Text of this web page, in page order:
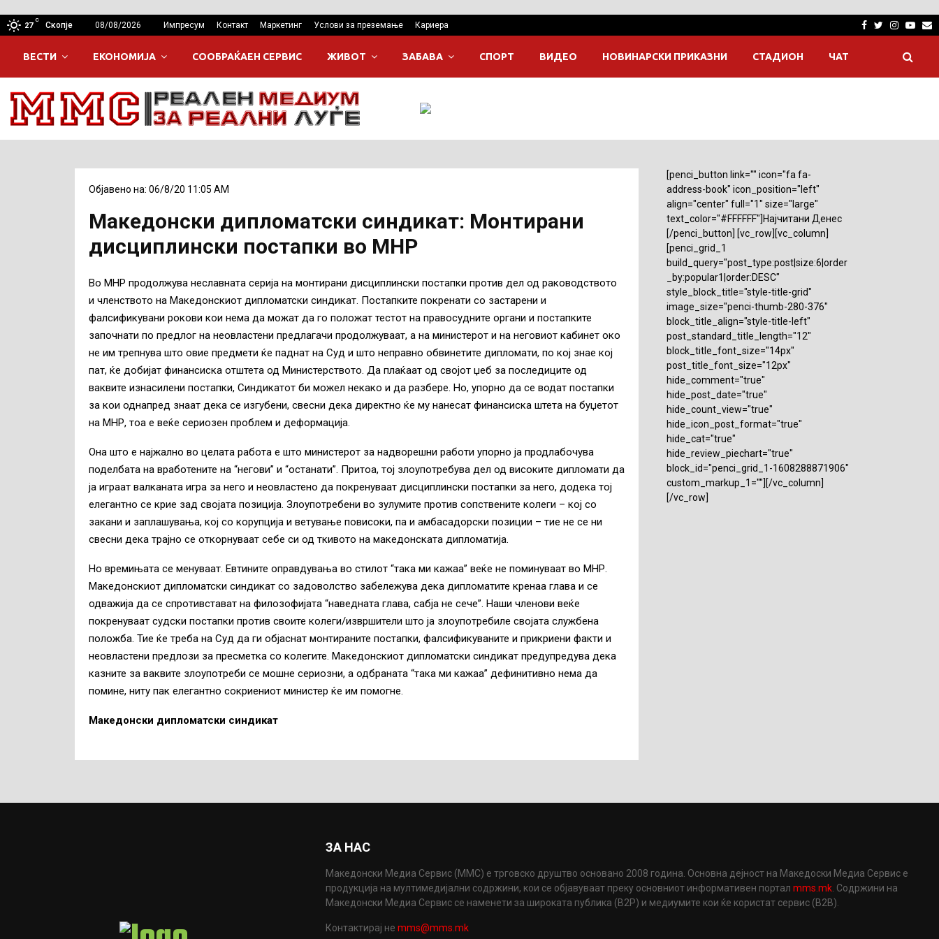
27
C
Скопје 08/08/2026 Импресум Контакт Маркетинг Услови за преземање Кариера Facebook
Twitter
ВЕСТИ ЕКОНОМИЈА СООБРАЌАЕН СЕРВИС ЖИВОТ ЗАБАВА СПОРТ ВИДЕО НОВИНАРСКИ ПРИКАЗНИ СТАДИОН ЧАТ
Објавено на: 06/8/20 11:05 AM
Македонски дипломатски синдикат: Монтирани
дисциплински постапки во МНР
Во МНР продолжува неславната серија на монтирани дисциплински постапки против дел од раководството
и членството на Македонскиот дипломатски синдикат. Постапките покренати со застарени и
фалсификувани рокови кои нема да можат да го положат тестот на правосудните органи и постапките
започнати по предлог на неовластени предлагачи продолжуваат, а на министерот и на неговиот кабинет око
не им трепнува што овие предмети ќе паднат на Суд и што неправно обвинетите дипломати, по кој знае кој
пат, ќе добијат финансиска отштета од Министерството. Да плаќаат од својот џеб за последиците од
ваквите изнасилени постапки, Синдикатот би можел некако и да разбере. Но, упорно да се водат постапки
за кои однапред знаат дека се изгубени, свесни дека директно ќе му нанесат финансиска штета на буџетот
на МНР, тоа е веќе сериозен проблем и деформација.
Она што е најжално во целата работа е што министерот за надворешни работи упорно ја продлабочува
поделбата на вработените на “негови” и “останати”. Притоа, тој злоупотребува дел од високите дипломати да
ја играат валканата игра за него и неовластено да покренуваат дисциплински постапки за него, додека тој
елегантно се крие зад својата позиција. Злоупотребени во зулумите против сопствените колеги – кој со
закани и заплашувања, кој со корупција и ветување повисоки, па и амбасадорски позиции – тие не се ни
свесни дека трајно се откорнуваат себе си од ткивото на македонската дипломатија.
Но времињата се менуваат. Евтините оправдувања во стилот “така ми кажаа” веќе не поминуваат во МНР.
Македонскиот дипломатски синдикат со задоволство забележува дека дипломатите кренаа глава и се
одважија да се спротивстават на филозофијата “наведната глава, сабја не сече”. Наши членови веќе
покренуваат судски постапки против своите колеги/извршители што ја злоупотребиле својата службена
положба. Тие ќе треба на Суд да ги објаснат монтираните постапки, фалсификуваните и прикриени факти и
неовластени предлози за пресметка со колегите. Македонскиот дипломатски синдикат предупредува дека
казните за ваквите злоупотреби се мошне сериозни, а одбраната “така ми кажаа” дефинитивно нема да
помине, ниту пак елегантно сокриениот министер ќе им помогне.
Македонски дипломатски синдикат
[penci_button link="" icon="fa fa-
address-book" icon_position="left"
align="center" full="1" size="large"
text_color="#FFFFFF"]Најчитани Денес
[/penci_button] [vc_row][vc_column]
[penci_grid_1
build_query="post_type:post|size:6|order
_by:popular1|order:DESC"
style_block_title="style-title-grid"
image_size="penci-thumb-280-376"
block_title_align="style-title-left"
post_standard_title_length="12"
block_title_font_size="14px"
post_title_font_size="12px"
hide_comment="true"
hide_post_date="true"
hide_count_view="true"
hide_icon_post_format="true"
hide_cat="true"
hide_review_piechart="true"
block_id="penci_grid_1-1608288871906"
custom_markup_1=""][/vc_column]
[/vc_row]
ЗА НАС
Македонски Медиа Сервис (ММС) е трговско друштво основано 2008 година. Основна дејност на Македоски Медиа Сервис е
продукција на мултимедијални содржини, кои се објавуваат преку основниот информативен порталmms.mk. Содржини на
Македонски Медиа Сервис се наменети за широката публика (B2P) и медиумите кои ќе користат сервис (B2B).
Контактирај неmms@mms.mk